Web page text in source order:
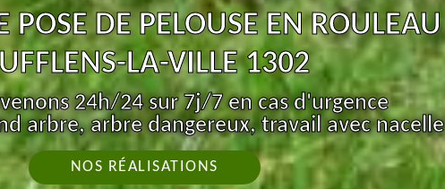
POSE DE PELOUSE EN ROULEAU
LA-VILLE 1302
24h/24 sur 7j/7 en cas d'urgence
arbre, arbre dangereux, travail avec nacelle
NOS RÉALISATIONS